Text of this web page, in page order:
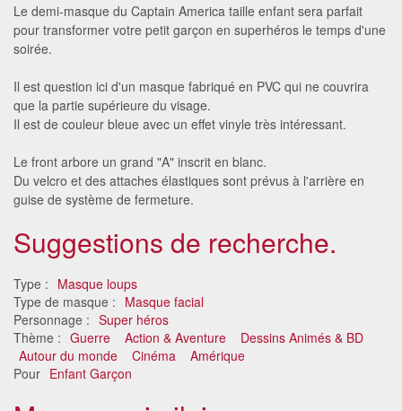
Le demi-masque du Captain America taille enfant sera parfait
pour transformer votre petit garçon en superhéros le temps d'une
soirée.
Il est question ici d'un masque fabriqué en PVC qui ne couvrira
que la partie supérieure du visage.
Il est de couleur bleue avec un effet vinyle très intéressant.
Le front arbore un grand "A" inscrit en blanc.
Du velcro et des attaches élastiques sont prévus à l'arrière en
guise de système de fermeture.
Suggestions de recherche.
Type : Masque loups
Type de masque : Masque facial
Personnage : Super héros
Thème : Guerre Action & Aventure
Dessins Animés & BD
Autour du monde
Cinéma
Amérique
Pour Enfant Garçon